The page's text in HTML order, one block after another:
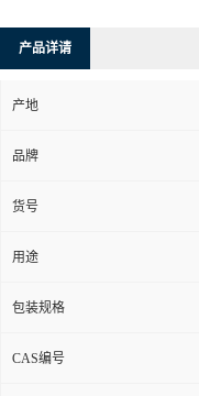
产品详请
产地
品牌
货号
用途
包装规格
CAS编号